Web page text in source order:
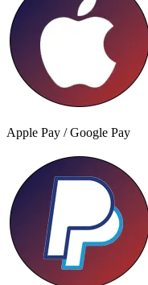
Apple Pay / Google Pay